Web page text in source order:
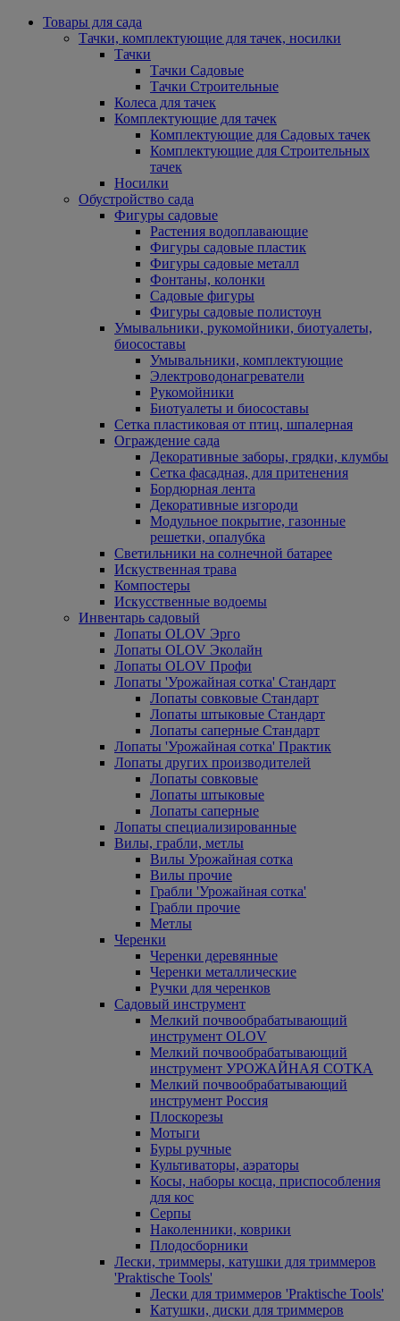
Товары для сада
Тачки, комплектующие для тачек, носилки
Тачки
Тачки Садовые
Тачки Строительные
Колеса для тачек
Комплектующие для тачек
Комплектующие для Садовых тачек
Комплектующие для Строительных
тачек
Носилки
Обустройство сада
Фигуры садовые
Растения водоплавающие
Фигуры садовые пластик
Фигуры садовые металл
Фонтаны, колонки
Садовые фигуры
Фигуры садовые полистоун
Умывальники, рукомойники, биотуалеты,
биосоставы
Умывальники, комплектующие
Электроводонагреватели
Рукомойники
Биотуалеты и биосоставы
Сетка пластиковая от птиц, шпалерная
Ограждение сада
Декоративные заборы, грядки, клумбы
Сетка фасадная, для притенения
Бордюрная лента
Декоративные изгороди
Модульное покрытие, газонные
решетки, опалубка
Светильники на солнечной батарее
Искуственная трава
Компостеры
Искусственные водоемы
Инвентарь садовый
Лопаты OLOV Эрго
Лопаты OLOV Эколайн
Лопаты OLOV Профи
Лопаты 'Урожайная сотка' Стандарт
Лопаты совковые Стандарт
Лопаты штыковые Стандарт
Лопаты саперные Стандарт
Лопаты 'Урожайная сотка' Практик
Лопаты других производителей
Лопаты совковые
Лопаты штыковые
Лопаты саперные
Лопаты специализированные
Вилы, грабли, метлы
Вилы Урожайная сотка
Вилы прочие
Грабли 'Урожайная сотка'
Грабли прочие
Метлы
Черенки
Черенки деревянные
Черенки металлические
Ручки для черенков
Садовый инструмент
Мелкий почвообрабатывающий
инструмент OLOV
Мелкий почвообрабатывающий
инструмент УРОЖАЙНАЯ СОТКА
Мелкий почвообрабатывающий
инструмент Россия
Плоскорезы
Мотыги
Буры ручные
Культиваторы, аэраторы
Косы, наборы косца, приспособления
для кос
Серпы
Наколенники, коврики
Плодосборники
Лески, триммеры, катушки для триммеров
'Praktische Tools'
Лески для триммеров 'Praktische Tools'
Катушки, диски для триммеров